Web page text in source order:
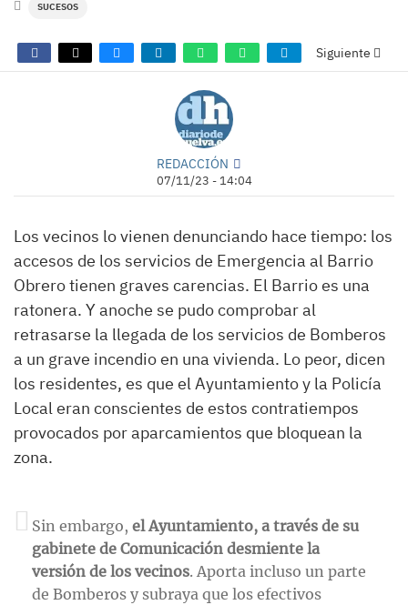
SUCESOS
Siguiente
REDACCIÓN
07/11/23 - 14:04
Los vecinos lo vienen denunciando hace tiempo: los
accesos de los servicios de Emergencia al Barrio
Obrero tienen graves carencias. El Barrio es una
ratonera. Y anoche se pudo comprobar al
retrasarse la llegada de los servicios de Bomberos
a un grave incendio en una vivienda. Lo peor, dicen
los residentes, es que el Ayuntamiento y la Policía
Local eran conscientes de estos contratiempos
provocados por aparcamientos que bloquean la
zona.
Sin embargo, el Ayuntamiento, a través de su
gabinete de Comunicación desmiente la
versión de los vecinos. Aporta incluso un parte
de Bomberos y subraya que los efectivos